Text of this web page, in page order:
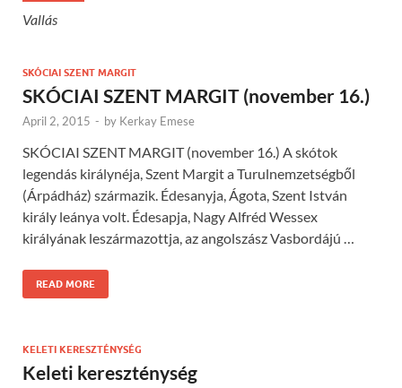
Vallás
SKÓCIAI SZENT MARGIT
SKÓCIAI SZENT MARGIT (november 16.)
April 2, 2015 - by Kerkay Emese
SKÓCIAI SZENT MARGIT (november 16.) A skótok
legendás királynéja, Szent Margit a Turulnemzetségből
(Árpádház) származik. Édesanyja, Ágota, Szent István
király leánya volt. Édesapja, Nagy Alfréd Wessex
királyának leszármazottja, az angolszász Vasbordájú …
READ MORE
KELETI KERESZTÉNYSÉG
Keleti kereszténység